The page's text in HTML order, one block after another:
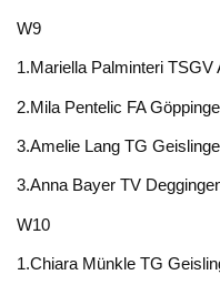
W9
1.Mariella Palminteri
2.Mila Pentelic FA
3.Amelie Lang TG
3.Anna Bayer TV
W10
1.Chiara Münkle TG